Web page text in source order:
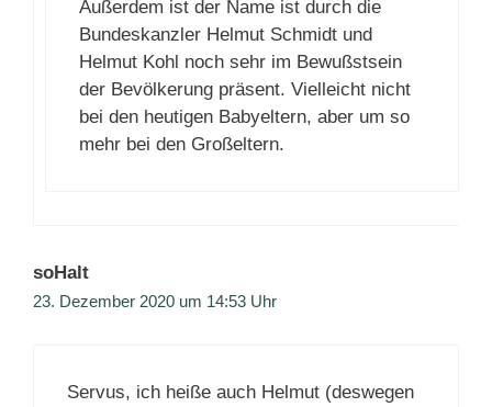
Außerdem ist der Name ist durch die
Bundeskanzler Helmut Schmidt und
Helmut Kohl noch sehr im Bewußstsein
der Bevölkerung präsent. Vielleicht nicht
bei den heutigen Babyeltern, aber um so
mehr bei den Großeltern.
soHalt
23. Dezember 2020 um 14:53 Uhr
Servus, ich heiße auch Helmut (deswegen